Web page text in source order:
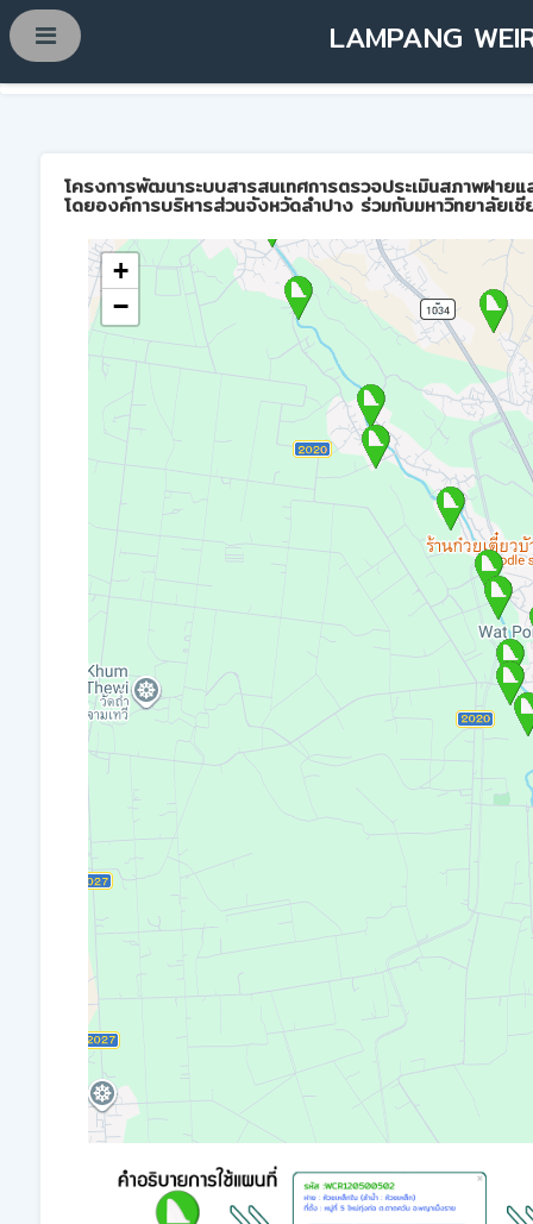
LAMPANG
โครงการพัฒนาระบบสารสนเทศการตรวจประเมินสภาพฝาย
โดยองค์การบริหารส่วนจังหวัดลำปาง ร่วมกับมหาวิทยาลัยเชี
+
−